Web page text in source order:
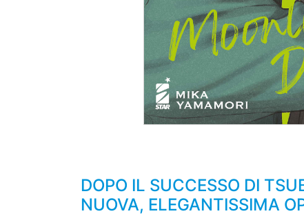
DOPO IL SUCCESSO DI
NUOVA, ELEGANTISSIMA